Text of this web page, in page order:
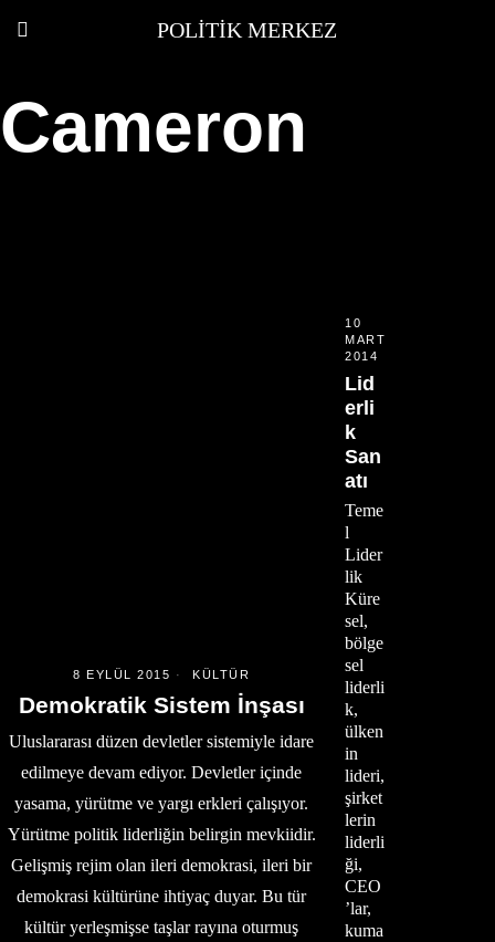
POLITIK MERKEZ
Cameron
8 EYLÜL 2015 KÜLTÜR
Demokratik Sistem İnşası
Uluslararası düzen devletler sistemiyle idare
edilmeye devam ediyor. Devletler içinde
yasama, yürütme ve yargı erkleri çalışıyor.
Yürütme politik liderliğin belirgin mevkiidir.
Gelişmiş rejim olan ileri demokrasi, ileri bir
demokrasi kültürüne ihtiyaç duyar. Bu tür
kültür yerleşmişse taşlar rayına oturmuş
10
MART
2014
Lid
erli
k
San
atı
Teme
l
Lider
lik
Küre
sel,
bölge
sel
liderli
k,
ülken
in
lideri,
şirket
lerin
liderli
ği,
CEO
’lar,
kuma